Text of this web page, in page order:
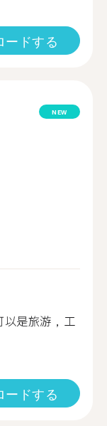
ードする
NEW
以是旅游，工
ードする